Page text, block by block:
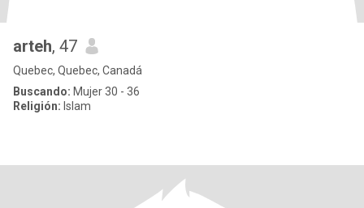
arteh, 47
Quebec, Quebec, Canadá
Buscando: Mujer 30 - 36
Religión: Islam